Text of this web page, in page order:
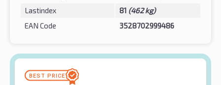
Lastindex
81 (462 kg)
EAN Code
3528702999486